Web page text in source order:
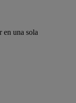
en una sola